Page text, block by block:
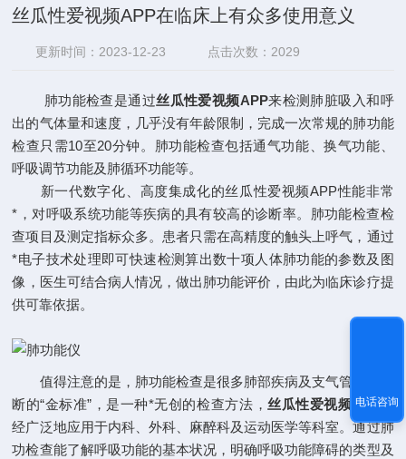
丝瓜性爱视频APP在临床上有众多使用意义
更新时间：2023-12-23 点击次数：2029
肺功能检查是通过丝瓜性爱视频APP来检测肺脏吸入和呼
出的气体量和速度，几乎没有年龄限制，完成一次常规的肺功能
检查只需10至20分钟。肺功能检查包括通气功能、换气功能、
呼吸调节功能及肺循环功能等。
新一代数字化、高度集成化的丝瓜性爱视频APP性能非常
*，对呼吸系统功能等疾病的具有较高的诊断率。肺功能检查检
查项目及测定指标众多。患者只需在高精度的触头上呼气，通过
*电子技术处理即可快速检测算出数十项人体肺功能的参数及图
像，医生可结合病人情况，做出肺功能评价，由此为临床诊疗提
供可靠依据。
值得注意的是，肺功能检查是很多肺部疾病及支气管病变诊
断的“金标准”，是一种*无创的检查方法，丝瓜性爱视频APP已
经广泛地应用于内科、外科、麻醉科及运动医学等科室。通过肺
功检查能了解呼吸功能的基本状况，明确呼吸功能障碍的类型及
电话咨询